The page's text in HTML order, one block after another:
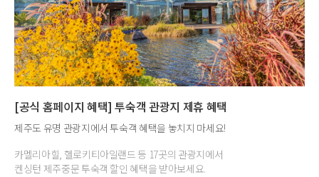
[공식 홈페이지 혜택] 투숙객 관광지 제휴 혜택
제주도 유명 관광지에서 투숙객 혜택을 놓치지 마세요!
카멜리아힐, 헬로키티아일랜드 등 17곳의 관광지에서
켄싱턴 제주중문 투숙객 할인 혜택을 받아보세요.